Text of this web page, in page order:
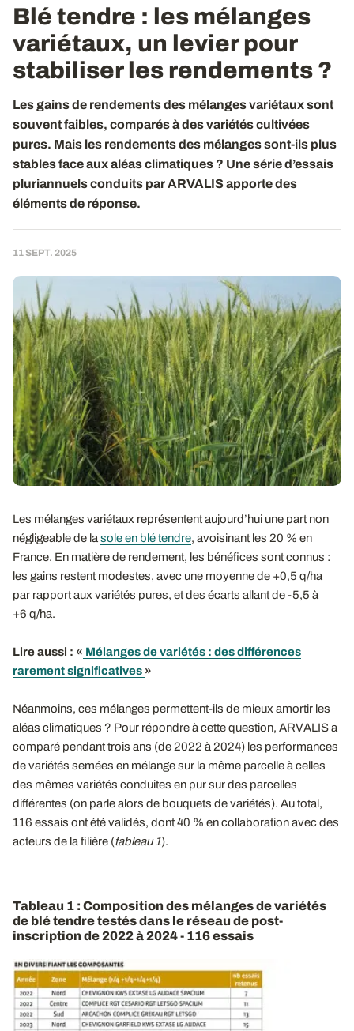
Blé tendre : les mélanges
variétaux, un levier pour
stabiliser les rendements ?
Les gains de rendements des mélanges variétaux sont
souvent faibles, comparés à des variétés cultivées
pures. Mais les rendements des mélanges sont-ils plus
stables face aux aléas climatiques ? Une série d’essais
pluriannuels conduits par ARVALIS apporte des
éléments de réponse.
11 SEPT. 2025
Les mélanges variétaux représentent aujourd’hui une part non
négligeable de la sole en blé tendre, avoisinant les 20 % en
France. En matière de rendement, les bénéfices sont connus :
les gains restent modestes, avec une moyenne de +0,5 q/ha
par rapport aux variétés pures, et des écarts allant de -5,5 à
+6 q/ha.
Lire aussi : « Mélanges de variétés : des différences
rarement significatives »
Néanmoins, ces mélanges permettent-ils de mieux amortir les
aléas climatiques ? Pour répondre à cette question, ARVALIS a
comparé pendant trois ans (de 2022 à 2024) les performances
de variétés semées en mélange sur la même parcelle à celles
des mêmes variétés conduites en pur sur des parcelles
différentes (on parle alors de bouquets de variétés). Au total,
116 essais ont été validés, dont 40 % en collaboration avec des
acteurs de la filière (tableau 1).
Tableau 1 : Composition des mélanges de variétés
de blé tendre testés dans le réseau de post-
inscription de 2022 à 2024 - 116 essais